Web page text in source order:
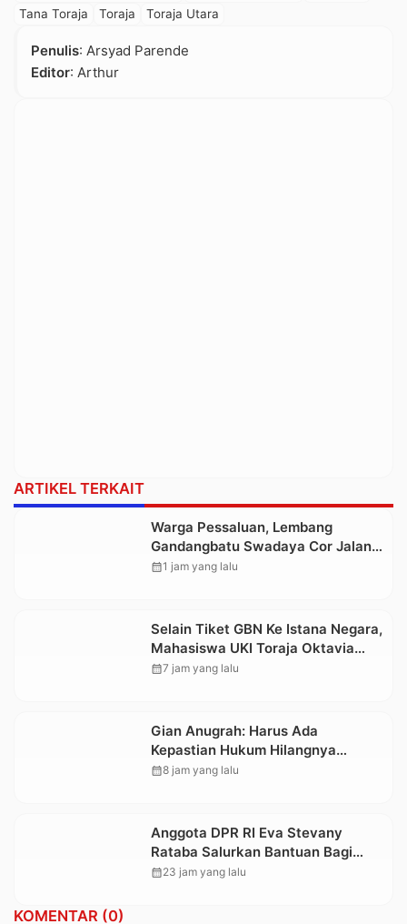
Tana Toraja
Toraja Toraja Utara
Penulis: Arsyad Parende
Editor: Arthur
ARTIKEL TERKAIT
Warga Pessaluan, Lembang
Gandangbatu Swadaya Cor Jalan
Kabupaten
calendar_month1 jam yang lalu
Selain Tiket GBN Ke Istana Negara,
Mahasiswa UKI Toraja Oktavia
juga Lolos ke Pekan Seni
calendar_month7 jam yang lalu
Gian Anugrah: Harus Ada
Kepastian Hukum Hilangnya
Stoner, Agar Keluarga tidak Larut
calendar_month8 jam yang lalu
Anggota DPR RI Eva Stevany
Rataba Salurkan Bantuan Bagi
Warga Terdampak Longsor di
calendar_month23 jam yang lalu
KOMENTAR (0)